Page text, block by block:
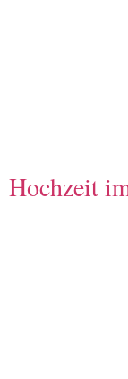
Hochzeit